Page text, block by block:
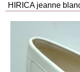
HIRICA jeanne